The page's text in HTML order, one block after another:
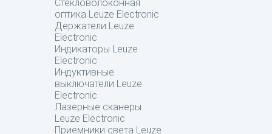
Стекловолоконная
оптика Leuze Electronic
Держатели Leuze
Electronic
Индикаторы Leuze
Electronic
Индуктивные
выключатели Leuze
Electronic
Лазерные сканеры
Leuze Electronic
Приемники света Leuze